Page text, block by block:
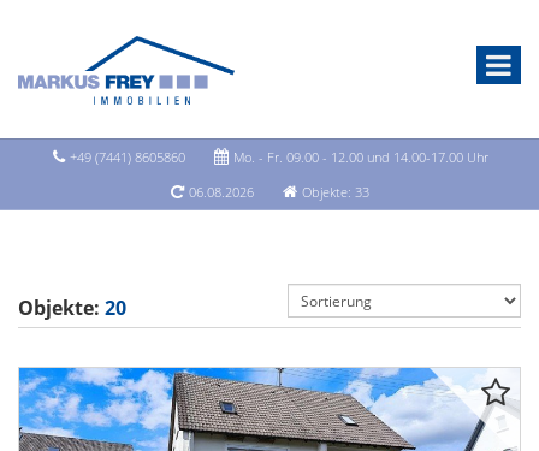
+49 (7441) 8605860
Mo. - Fr. 09.00 - 12.00 und 14.00-17.00 Uhr
06.08.2026
Objekte: 33
Objekte: 20